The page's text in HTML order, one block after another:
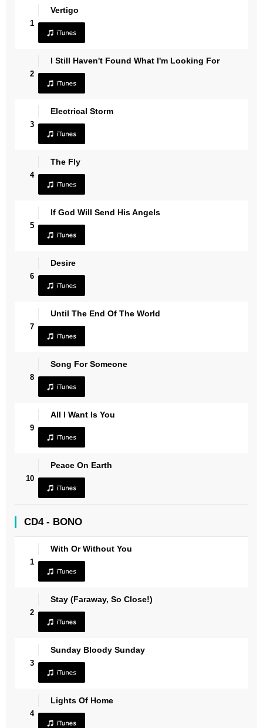
1
Vertigo
2
I Still Haven't Found What I'm Looking For
3
Electrical Storm
4
The Fly
5
If God Will Send His Angels
6
Desire
7
Until The End Of The World
8
Song For Someone
9
All I Want Is You
10
Peace On Earth
CD4 - BONO
1
With Or Without You
2
Stay (Faraway, So Close!)
3
Sunday Bloody Sunday
4
Lights Of Home